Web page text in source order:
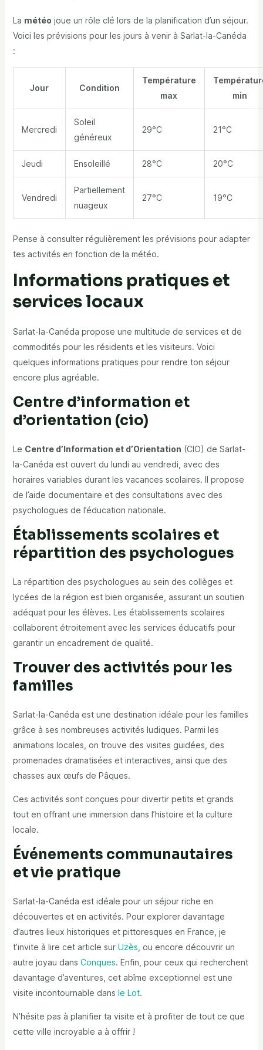
La météo joue un rôle clé lors de la planification d’un séjour.
Voici les prévisions pour les jours à venir à Sarlat-la-Canéda
:
Jour Condition
Température
max
min
Mercredi
Soleil
généreux
29°C 21°C
Jeudi Ensoleillé 28°C 20°C
Vendredi
Partiellement
nuageux
27°C 19°C
Pense à consulter régulièrement les prévisions pour adapter
tes activités en fonction de la météo.
Informations pratiques et
services locaux
Sarlat-la-Canéda propose une multitude de services et de
commodités pour les résidents et les visiteurs. Voici
quelques informations pratiques pour rendre ton séjour
encore plus agréable.
Centre d’information et
d’orientation (cio)
Le Centre d’Information et d’Orientation (CIO) de Sarlat-
la-Canéda est ouvert du lundi au vendredi, avec des
horaires variables durant les vacances scolaires. Il propose
de l’aide documentaire et des consultations avec des
psychologues de l’éducation nationale.
Établissements scolaires et
répartition des psychologues
La répartition des psychologues au sein des collèges et
lycées de la région est bien organisée, assurant un soutien
adéquat pour les élèves. Les établissements scolaires
collaborent étroitement avec les services éducatifs pour
garantir un encadrement de qualité.
Trouver des activités pour les
familles
Sarlat-la-Canéda est une destination idéale pour les familles
grâce à ses nombreuses activités ludiques. Parmi les
animations locales, on trouve des visites guidées, des
promenades dramatisées et interactives, ainsi que des
chasses aux œufs de Pâques.
Ces activités sont conçues pour divertir petits et grands
tout en offrant une immersion dans l’histoire et la culture
locale.
Événements communautaires
et vie pratique
Sarlat-la-Canéda est idéale pour un séjour riche en
découvertes et en activités. Pour explorer davantage
d’autres lieux historiques et pittoresques en France, je
t’invite à lire cet article sur Uzès , ou encore découvrir un
autre joyau dans Conques. Enfin, pour ceux qui recherchent
davantage d’aventures, cet abîme exceptionnel est une
visite incontournable dans le Lot.
N’hésite pas à planifier ta visite et à profiter de tout ce que
cette ville incroyable a à offrir !